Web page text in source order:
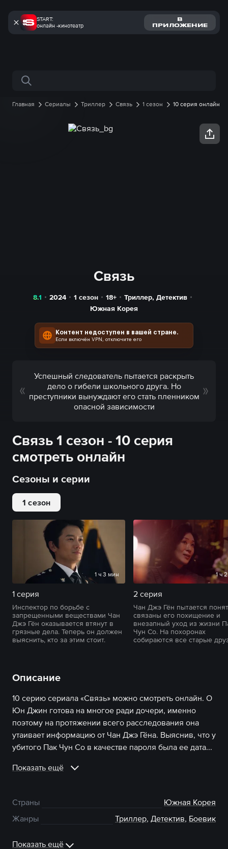
START:
онлайн -кинотеатр
В
ПРИЛОЖЕНИЕ
Поиск по сайту
Главная Сериалы Триллер Связь 1 сезон 10 серия онлайн
Связь
8.1 2024 1 сезон 18+ Триллер,Детектив
Южная Корея
Контент недоступен в вашей стране.
Если включён VPN, отключите его
Успешный следователь пытается раскрыть
дело о гибели школьного друга. Но
преступники вынуждают его стать пленником
опасной зависимости
Связь 1 сезон - 10 серия
смотреть онлайн
Сезоны и серии
1 сезон
1 ч 3 мин
1 серия
Инспектор по борьбе с
запрещенными веществами Чан
Джэ Гён оказывается втянут в
грязные дела. Теперь он должен
выяснить, кто за этим стоит.
1 ч
2 серия
Чан Джэ Гён пытается
связаны его похищение и
внезапный уход из жизни
Чун Со. На похоронах
собираются все старые
Описание
10 серию сериала «Связь» можно смотреть онлайн. О
Юн Джин готова на многое ради дочери, именно
поэтому на протяжении всего расследования она
утаивает информацию от Чан Джэ Гёна. Выяснив, что у
убитого Пак Чун Со в качестве пароля была ее дата...
Показать ещё
Страны
Южная Корея
Жанры
Триллер, Детектив, Боевик
Показать ещё